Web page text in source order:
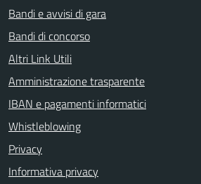
Bandi e avvisi di gara
Bandi di concorso
Altri Link Utili
Amministrazione trasparente
IBAN e pagamenti informatici
Whistleblowing
Privacy
Informativa privacy